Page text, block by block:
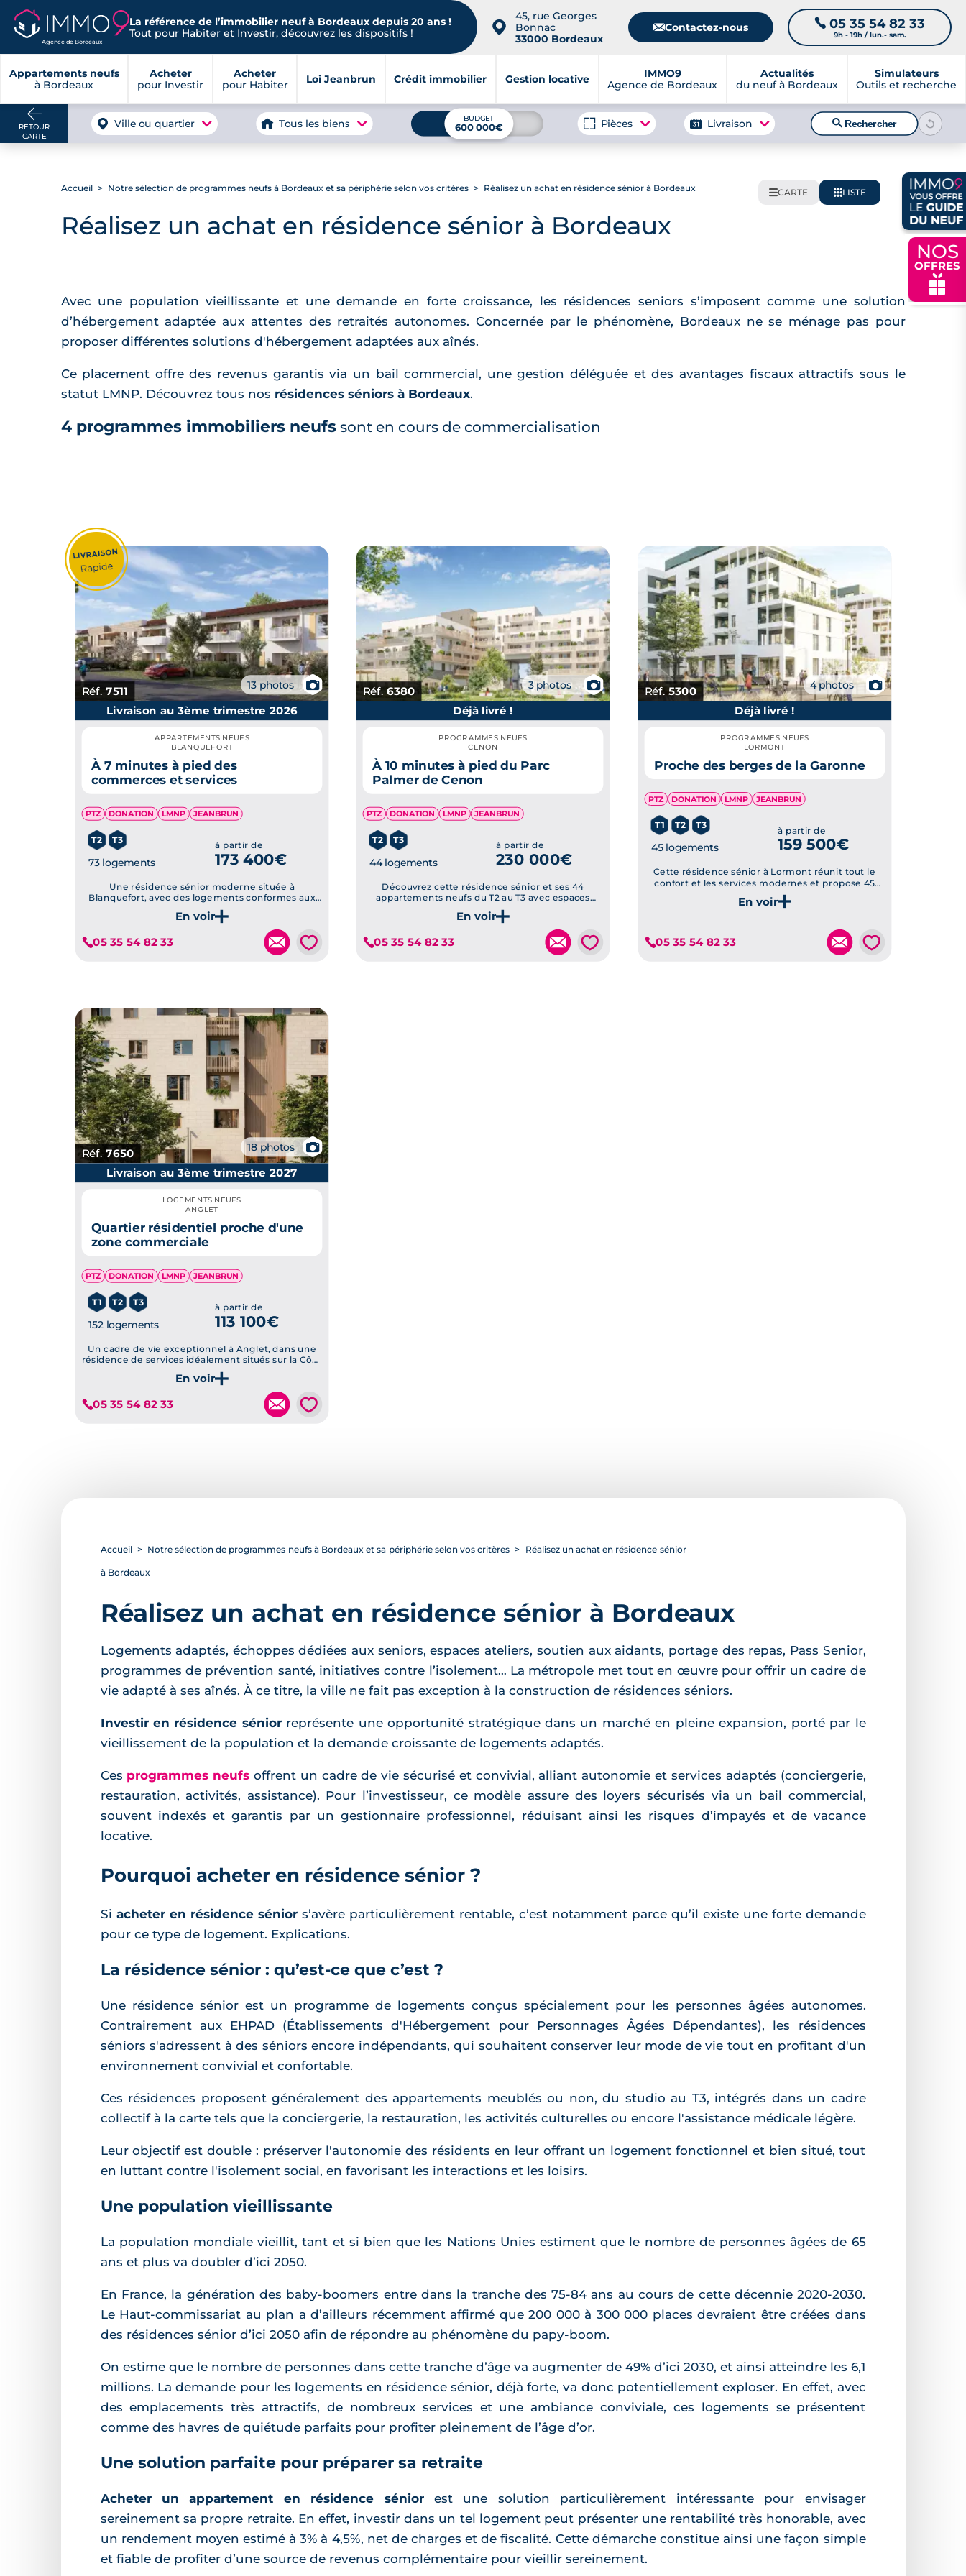
Agence de Bordeaux
La référence de l’immobilier neuf à Bordeaux depuis 20 ans !
Tout pour Habiter et Investir, découvrez les dispositifs !
📍
45, rue Georges
Bonnac
33000 Bordeaux
📧Contactez-nous 📞 05 35 54 82 33
9h - 19h / lun.- sam.
Appartements neufs
à Bordeaux
Acheter
pour Investir
Acheter
pour Habiter
Loi Jeanbrun Crédit immobilier Gestion locative
IMMO9
Agence de Bordeaux
Actualités
du neuf à Bordeaux
Simulateurs
Outils et recherche
NOS
OFFRES
🎁
RETOUR
CARTE
Ville ou quartier Tous les biens BUDGET
600 000€ Pièces Livraison 🔍Rechercher
🌍CARTE 📋LISTE
Accueil Notre sélection de programmes neufs à Bordeaux et sa périphérie selon vos critères Réalisez un achat en résidence sénior à Bordeaux
Réalisez un achat en résidence sénior à Bordeaux
Avec une population vieillissante et une demande en forte croissance, les résidences seniors s’imposent comme une solution
d’hébergement adaptée aux attentes des retraités autonomes. Concernée par le phénomène, Bordeaux ne se ménage pas pour
proposer différentes solutions d'hébergement adaptées aux aînés.
Ce placement offre des revenus garantis via un bail commercial, une gestion déléguée et des avantages fiscaux attractifs sous le
statut LMNP. Découvrez tous nos résidences séniors à Bordeaux.
4 programmes immobiliers neufssont en cours de commercialisation
Réf. 7511
13 photos 📷
Je découvre ce programme
Livraison au 3ème trimestre 2026
APPARTEMENTS NEUFS
BLANQUEFORT
À 7 minutes à pied des
commerces et services
PTZ DONATION LMNP JEANBRUN
T2 T3
73 logements
à partir de
173 400€
Une résidence sénior moderne située à
Blanquefort, avec des logements conformes aux
normes RE2020, avec jardins privatifs et espaces
verts paysagers.
05 35 54 82 33 💗
Réf.6380
3 photos 📷
Je découvre ce programme
Déjà livré !
PROGRAMMES NEUFS
CENON
À 10 minutes à pied du Parc
Palmer de Cenon
PTZ DONATION LMNP JEANBRUN
T2 T3
44 logements
à partir de
230 000€
Découvrez cette résidence sénior et ses 44
appartements neufs du T2 au T3 avec espaces
extérieurs et prestations de qualité, à deux pas du
Parc Palmer de Cenon.
05 35 54 82 33 💗
Réf.5300
4 photos 📷
Déjà livré !
PROGRAMMES NEUFS
LORMONT
Proche des berges de la Garonne
PTZ DONATION LMNP JEANBRUN
T1 T2 T3
45 logements
à partir de
159 500€
Cette résidence sénior à Lormont réunit tout le
confort et les services modernes et propose 45
logements neufs allant du studio au 3 pièces, à
proximité des espaces verts de la commune.
05 35 54 82 33 💗
Réf. 7650
18 photos 📷
Je découvre ce programme
Livraison au 3ème trimestre 2027
LOGEMENTS NEUFS
ANGLET
Quartier résidentiel proche d'une
zone commerciale
PTZ DONATION LMNP JEANBRUN
T1 T2 T3
152 logements
à partir de
113 100€
Un cadre de vie exceptionnel à Anglet, dans une
résidence de services idéalement situés sur la Côte
05 35 54 82 33 💗
Accueil Notre sélection de programmes neufs à Bordeaux et sa périphérie selon vos critères Réalisez un achat en résidence sénior
à Bordeaux
Réalisez un achat en résidence sénior à Bordeaux
Logements adaptés, échoppes dédiées aux seniors, espaces ateliers, soutien aux aidants, portage des repas, Pass Senior,
programmes de prévention santé, initiatives contre l’isolement… La métropole met tout en œuvre pour offrir un cadre de
vie adapté à ses aînés. À ce titre, la ville ne fait pas exception à la construction de résidences séniors.
Investir en résidence séniorreprésente une opportunité stratégique dans un marché en pleine expansion, porté par le
vieillissement de la population et la demande croissante de logements adaptés.
Ces programmes neufs offrent un cadre de vie sécurisé et convivial, alliant autonomie et services adaptés (conciergerie,
restauration, activités, assistance). Pour l’investisseur, ce modèle assure des loyers sécurisés via un bail commercial,
souvent indexés et garantis par un gestionnaire professionnel, réduisant ainsi les risques d’impayés et de vacance
locative.
Pourquoi acheter en résidence sénior ?
Si acheter en résidence séniors’avère particulièrement rentable, c’est notamment parce qu’il existe une forte demande
pour ce type de logement. Explications.
La résidence sénior : qu’est-ce que c’est ?
Une résidence sénior est un programme de logements conçus spécialement pour les personnes âgées autonomes.
Contrairement aux EHPAD (Établissements d'Hébergement pour Personnages Âgées Dépendantes), les résidences
séniors s'adressent à des séniors encore indépendants, qui souhaitent conserver leur mode de vie tout en profitant d'un
environnement convivial et confortable.
Ces résidences proposent généralement des appartements meublés ou non, du studio au T3, intégrés dans un cadre
collectif à la carte tels que la conciergerie, la restauration, les activités culturelles ou encore l'assistance médicale légère.
Leur objectif est double : préserver l'autonomie des résidents en leur offrant un logement fonctionnel et bien situé, tout
en luttant contre l'isolement social, en favorisant les interactions et les loisirs.
Une population vieillissante
La population mondiale vieillit, tant et si bien que les Nations Unies estiment que le nombre de personnes âgées de 65
ans et plus va doubler d’ici 2050.
En France, la génération des baby-boomers entre dans la tranche des 75-84 ans au cours de cette décennie 2020-2030.
Le Haut-commissariat au plan a d’ailleurs récemment affirmé que 200 000 à 300 000 places devraient être créées dans
des résidences sénior d’ici 2050 afin de répondre au phénomène du papy-boom.
On estime que le nombre de personnes dans cette tranche d’âge va augmenter de 49% d’ici 2030, et ainsi atteindre les 6,1
millions. La demande pour les logements en résidence sénior, déjà forte, va donc potentiellement exploser. En effet, avec
des emplacements très attractifs, de nombreux services et une ambiance conviviale, ces logements se présentent
comme des havres de quiétude parfaits pour profiter pleinement de l’âge d’or.
Une solution parfaite pour préparer sa retraite
Acheter un appartement en résidence séniorest une solution particulièrement intéressante pour envisager
sereinement sa propre retraite. En effet, investir dans un tel logement peut présenter une rentabilité très honorable, avec
un rendement moyen estimé à 3% à 4,5%, net de charges et de fiscalité. Cette démarche constitue ainsi une façon simple
et fiable de profiter d’une source de revenus complémentaire pour vieillir sereinement.